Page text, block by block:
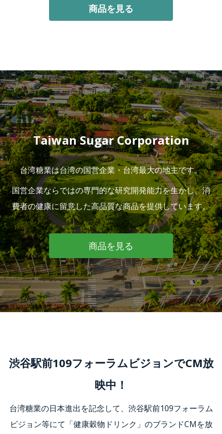
商品を見る
Taiwan Sugar Corporation
台湾糖業は台湾の国営企業・台湾最大の地主です。
国営企業ならではの専門的な研究開発能力を生かし、消
費者の健康に留意した高品質な商品を提供しています。
商品を見る
渋谷駅前109フォーラムビジョンでCM放
映中！
台湾糖業の日本進出を記念して、渋谷駅前109フォーラム
ビジョン等にて「健康穀物ドリンク」のブランドCMを放